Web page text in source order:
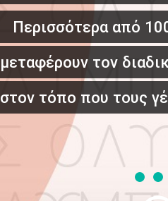
Περισσότερα από
μεταφέρουν τον
στον τόπο που τους